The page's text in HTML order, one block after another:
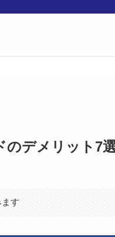
のデメリット7
す